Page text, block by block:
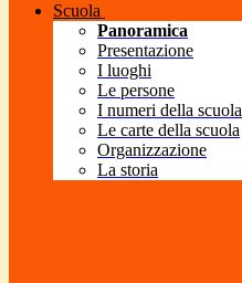
Scuola
Panoramica
Presentazione
I luoghi
Le persone
I numeri della scuola
Le carte della scuola
Organizzazione
La storia